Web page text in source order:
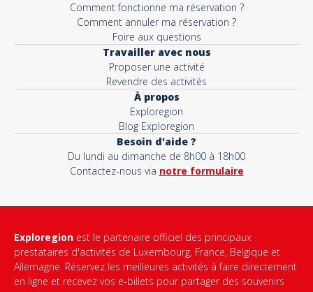
Comment fonctionne ma réservation ?
Comment annuler ma réservation ?
Foire aux questions
Travailler avec nous
Proposer une activité
Revendre des activités
À propos
Exploregion
Blog Exploregion
Besoin d'aide ?
Du lundi au dimanche de 8h00 à 18h00
Contactez-nous via notre formulaire
Exploregion est le partenaire officiel des principaux
prestataires d'activités de Luxembourg, France, Belgique et
Allemagne. Réservez les meilleures activités à faire directement
en ligne et recevez vos e-billets pour partager des souvenirs